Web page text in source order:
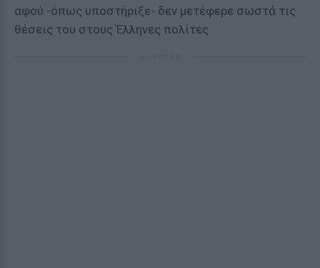
αφού -όπως υποστήριξε- δεν μετέφερε σωστά τις
θέσεις του στους Έλληνες πολίτες.